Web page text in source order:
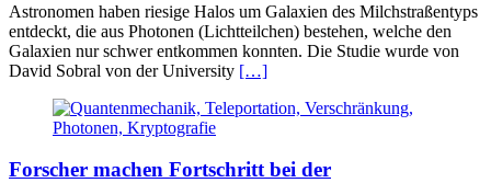
Astronomen haben riesige Halos um Galaxien des Milchstraßentyps
entdeckt, die aus Photonen (Lichtteilchen) bestehen, welche den
Galaxien nur schwer entkommen konnten. Die Studie wurde von
David Sobral von der University […]
Forscher machen Fortschritt bei der